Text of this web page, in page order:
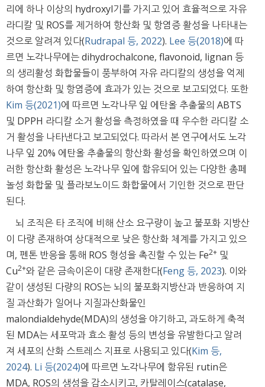
리에 하나 이상의 hydroxyl기를 가지고 있어 효율적으로 자유
라디칼 및 ROS를 제거하여 항산화 및 항염증 활성을 나타내는
것으로 알려져 있다(Rudrapal 등, 2022). Lee 등(2018)에 따
르면 노각나무에는 dihydrochalcone, flavonoid, lignan 등
의 생리활성 화합물들이 풍부하여 자유 라디칼의 생성을 억제
하여 항산화 및 항염증에 효과가 있는 것으로 보고되었다. 또한
Kim 등(2021)에 따르면 노각나무 잎 에탄올 추출물의 ABTS
및 DPPH 라디칼 소거 활성을 측정하였을 때 우수한 라디칼 소
거 활성을 나타낸다고 보고되었다. 따라서 본 연구에서도 노각
나무 잎 20% 에탄올 추출물의 항산화 활성을 확인하였으며 이
러한 항산화 활성은 노각나무 잎에 함유되어 있는 다양한 총페
놀성 화합물 및 플라보노이드 화합물에서 기인한 것으로 판단
된다.
뇌 조직은 타 조직에 비해 산소 요구량이 높고 불포화 지방산
이 다량 존재하여 상대적으로 낮은 항산화 체계를 가지고 있으
며, 펜톤 반응을 통해 ROS 형성을 촉진할 수 있는 Fe2+ 및
Cu2+와 같은 금속이온이 대량 존재한다(Feng 등, 2023). 이와
같이 생성된 다량의 ROS는 뇌의 불포화지방산과 반응하여 지
질 과산화가 일어나 지질과산화물인
malondialdehyde(MDA)의 생성을 야기하고, 과도하게 축적
된 MDA는 세포막과 효소 활성 등의 변성을 유발한다고 알려
져 세포의 산화 스트레스 지표로 사용되고 있다(Kim 등,
2024). Li 등(2024)에 따르면 노각나무에 함유된 rutin은
MDA, ROS의 생성을 감소시키고, 카탈레이스(catalase,